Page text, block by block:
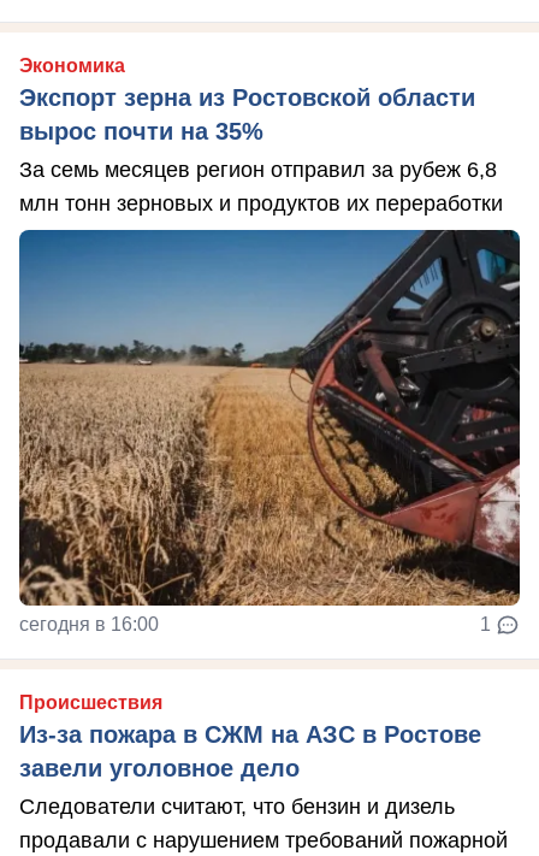
Экономика
Экспорт зерна из Ростовской области
вырос почти на 35%
За семь месяцев регион отправил за рубеж 6,8
млн тонн зерновых и продуктов их переработки
сегодня в 16:00 1
Происшествия
Из-за пожара в СЖМ на АЗС в Ростове
завели уголовное дело
Следователи считают, что бензин и дизель
продавали с нарушением требований пожарной